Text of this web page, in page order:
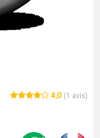
4,0 (1 avis)